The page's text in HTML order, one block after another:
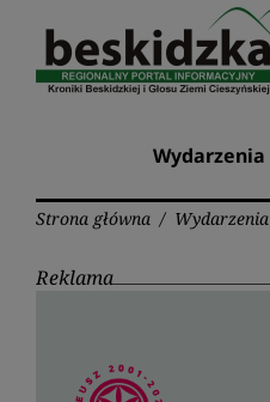
Wydarzenia
Strona główna / Wydarzenia
Reklama